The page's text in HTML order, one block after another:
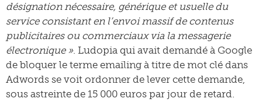
désignation nécessaire, générique et usuelle du
service consistant en l’envoi massif de contenus
publicitaires ou commerciaux via la messagerie
électronique ». Ludopia qui avait demandé à Google
de bloquer le terme emailing à titre de mot clé dans
Adwords se voit ordonner de lever cette demande,
sous astreinte de 15 000 euros par jour de retard.